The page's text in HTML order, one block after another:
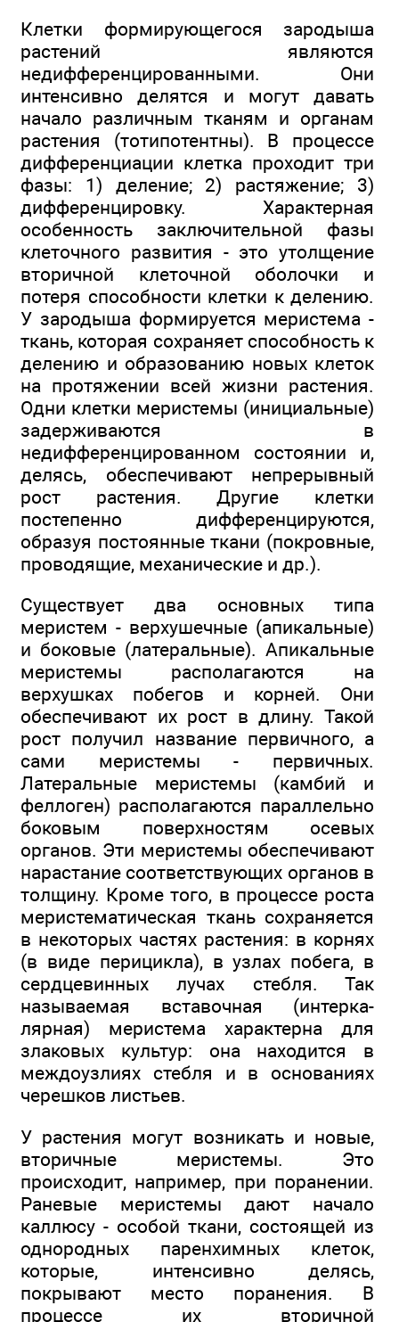
Клетки формирующегося зародыша
растений являются
недифференцированными. Они
интенсивно делятся и могут давать
начало различным тканям и органам
растения (тотипотентны). В процессе
дифференциации клетка проходит три
фазы: 1) деление; 2) растяжение; 3)
дифференцировку. Характерная
особенность заключительной фазы
клеточного развития - это утолщение
вторичной клеточной оболочки и
потеря способности клетки к делению.
У зародыша формируется меристема -
ткань, которая сохраняет способность к
делению и образованию новых клеток
на протяжении всей жизни растения.
Одни клетки меристемы (инициальные)
задерживаются в
недифференцированном состоянии и,
делясь, обеспечивают непрерывный
рост растения. Другие клетки
постепенно дифференцируются,
образуя постоянные ткани (покровные,
проводящие, механические и др.).
Существует два основных типа
меристем - верхушечные (апикальные)
и боковые (латеральные). Апикальные
меристемы располагаются на
верхушках побегов и корней. Они
обеспечивают их рост в длину. Такой
рост получил название первичного, а
сами меристемы - первичных.
Латеральные меристемы (камбий и
феллоген) располагаются параллельно
боковым поверхностям осевых
органов. Эти меристемы обеспечивают
нарастание соответствующих органов в
толщину. Кроме того, в процессе роста
меристематическая ткань сохраняется
в некоторых частях растения: в корнях
(в виде перицикла), в узлах побега, в
сердцевинных лучах стебля. Так
называемая вставочная (интерка-
лярная) меристема характерна для
злаковых культур: она находится в
междоузлиях стебля и в основаниях
черешков листьев.
У растения могут возникать и новые,
вторичные меристемы. Это
происходит, например, при поранении.
Раневые меристемы дают начало
каллюсу - особой ткани, состоящей из
однородных паренхимных клеток,
которые, интенсивно делясь,
покрывают место поранения. В
процессе их вторичной